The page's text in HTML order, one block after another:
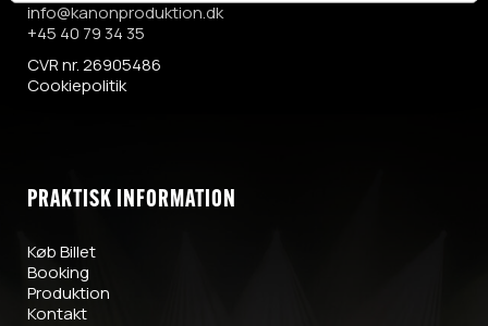
info@kanonproduktion.dk
+45 40 79 34 35
CVR nr. 26905486
Cookiepolitik
PRAKTISK INFORMATION
Køb Billet
Booking
Produktion
Kontakt